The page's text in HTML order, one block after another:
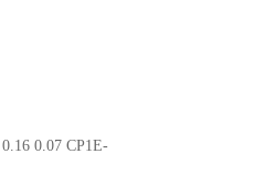
0.07 CP1E-